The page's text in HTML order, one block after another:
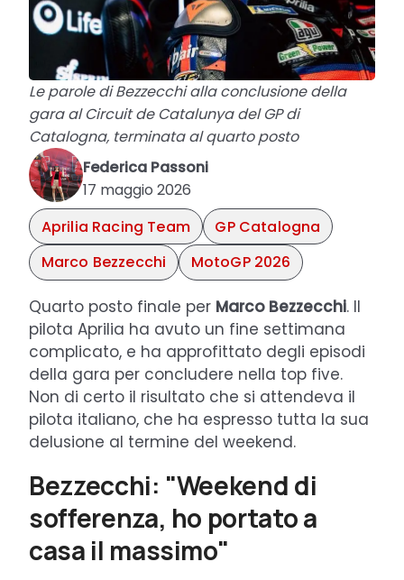
Le parole di Bezzecchi alla conclusione della
gara al Circuit de Catalunya del GP di
Catalogna, terminata al quarto posto
Federica Passoni
17 maggio 2026
Aprilia Racing Team
GP Catalogna
Marco Bezzecchi
MotoGP 2026
Quarto posto finale per Marco Bezzecchi. Il
pilota Aprilia ha avuto un fine settimana
complicato, e ha approfittato degli episodi
della gara per concludere nella top five.
Non di certo il risultato che si attendeva il
pilota italiano, che ha espresso tutta la sua
delusione al termine del weekend.
Bezzecchi: "Weekend di
sofferenza, ho portato a
casa il massimo"